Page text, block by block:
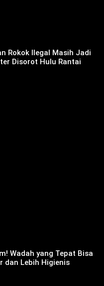
Rokok Ilegal Masih Jadi
Disorot Hulu Rantai
Wadah yang Tepat Bisa
dan Lebih Higienis